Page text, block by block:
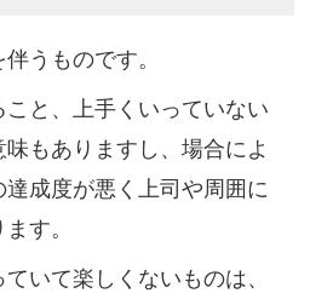
うものです。
と、上手くいっていない
もありますし、場合によ
成度が悪く上司や周囲に
す。
いて楽しくないものは、